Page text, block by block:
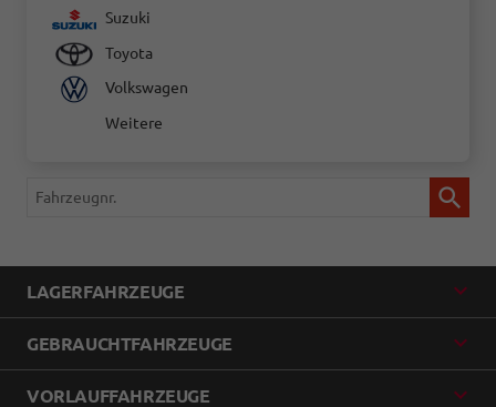
Suzuki
Toyota
Volkswagen
Weitere
Fahrzeugnr.
LAGERFAHRZEUGE
GEBRAUCHTFAHRZEUGE
VORLAUFFAHRZEUGE